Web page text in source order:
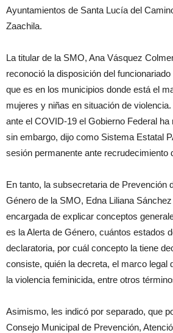
Ayuntamientos de Santa Lucía del
Zaachila.
La titular de la SMO, Ana Vásquez
reconoció la disposición del
que es en los municipios donde está el
mujeres y niñas en situación de
ante el COVID-19 el Gobierno Federal
sin embargo, dijo como Sistema Estatal
sesión permanente ante recrudecimiento
En tanto, la subsecretaria de Prevención
Género de la SMO, Edna Liliana
encargada de explicar conceptos
es la Alerta de Género, cuántos estados
declaratoria, por cuál concepto la tiene
consiste, quién la decreta, el marco legal
la violencia feminicida, entre otros
Asimismo, les indicó por separado, que
Consejo Municipal de Prevención,